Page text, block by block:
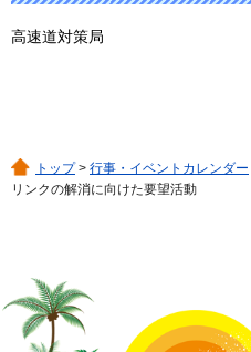
高速道対策局
トップ> 行事・イベントカレンダー
リンクの解消に向けた要望活動